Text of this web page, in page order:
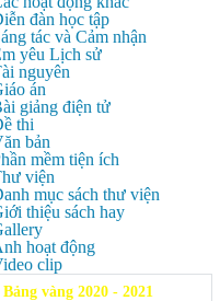
đàn học tập
tác và Cảm nhận
yêu Lịch sử
nguyên
án
giảng điện tử
thi
bản
mềm tiện ích
viện
mục sách thư viện
thiệu sách hay
hoạt động
clip
Bảng vàng 2020 - 2021